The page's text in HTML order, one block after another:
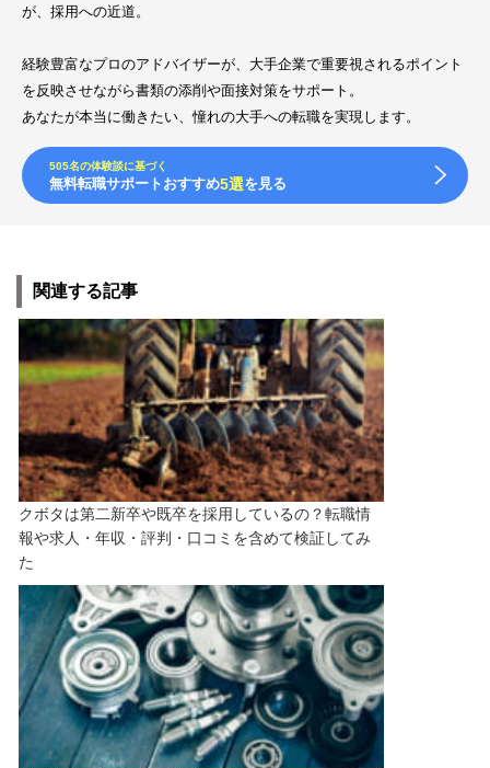
が、採用への近道。
経験豊富なプロのアドバイザーが、大手企業で重要視されるポイント
を反映させながら書類の添削や面接対策をサポート。
あなたが本当に働きたい、憧れの大手への転職を実現します。
505名の体験談に基づく
無料転職サポートおすすめ5選を見る
関連する記事
クボタは第二新卒や既卒を採用しているの？転職情
報や求人・年収・評判・口コミを含めて検証してみ
た